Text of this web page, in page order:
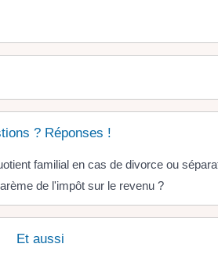
? Réponses !
familial en cas de divorce ou
de l'impôt sur le revenu ?
Et aussi